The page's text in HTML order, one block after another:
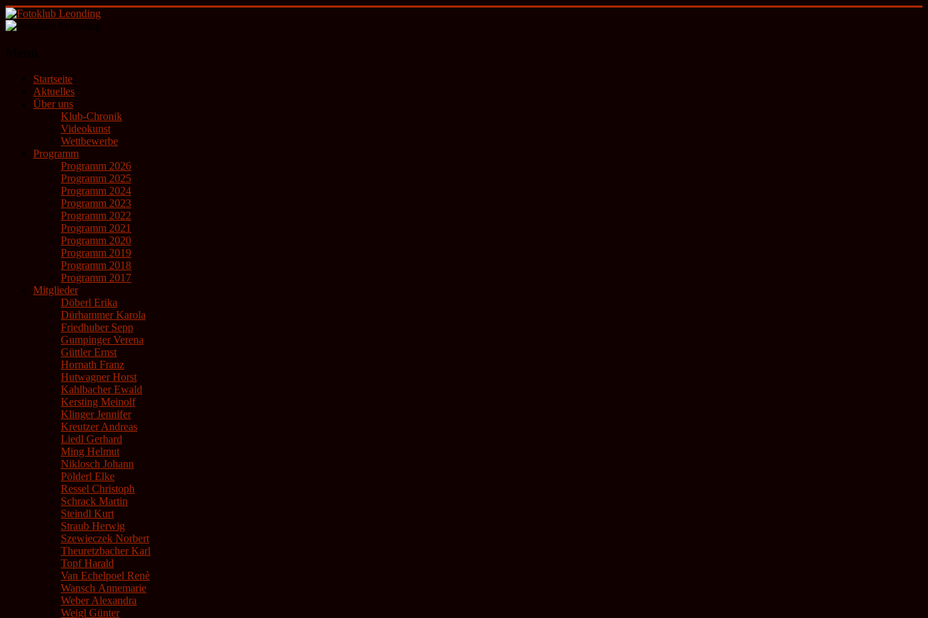
Zum
Inhalt
künstlerische
Fotografie
Startseite
Aktuelles
Über uns
Klub-Chronik
Videokunst
Wettbewerbe
Programm
Programm 2026
Programm 2025
Programm 2024
Programm 2023
Programm 2022
Programm 2021
Programm 2020
Programm 2019
Programm 2018
Programm 2017
Mitglieder
Döberl Erika
Dürhammer Karola
Friedhuber Sepp
Gumpinger Verena
Güttler Ernst
Hornath Franz
Hutwagner Horst
Kahlbacher Ewald
Kersting Meinolf
Klinger Jennifer
Kreutzer Andreas
Liedl Gerhard
Ming Helmut
Niklosch Johann
Pölderl Elke
Ressel Christoph
Schrack Martin
Steindl Kurt
Straub Herwig
Szewieczek Norbert
Theuretzbacher Karl
Topf Harald
Van Echelpoel Renè
Wansch Annemarie
Weber Alexandra
Weigl Günter